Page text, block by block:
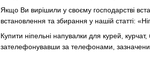
Якщо Ви вирішили у своєму господарстві
встановлення та збирання у нашій статті:
Купити ніпельні напувалки для курей,
зателефонувавши за телефонами,